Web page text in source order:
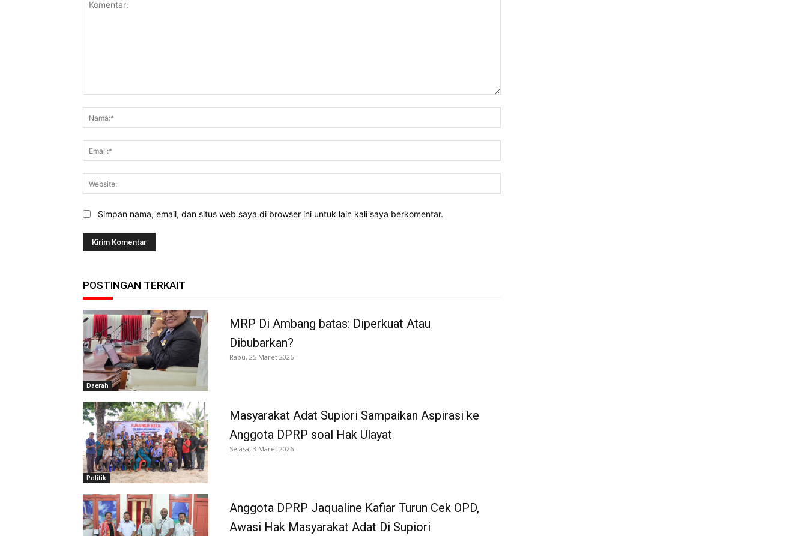
Simpan nama, email, dan situs web saya di browser ini untuk lain kali saya berkomentar.
POSTINGAN TERKAIT
Daerah
MRP Di Ambang batas: Diperkuat Atau
Dibubarkan?
Rabu, 25 Maret 2026
Politik
Masyarakat Adat Supiori Sampaikan Aspirasi ke
Anggota DPRP soal Hak Ulayat
Selasa, 3 Maret 2026
Anggota DPRP Jaqualine Kafiar Turun Cek OPD,
Awasi Hak Masyarakat Adat Di Supiori